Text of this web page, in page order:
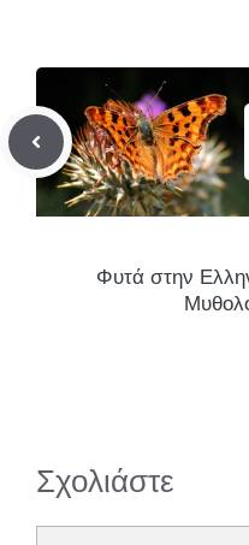
Φυτά στην
Σχολιάστε